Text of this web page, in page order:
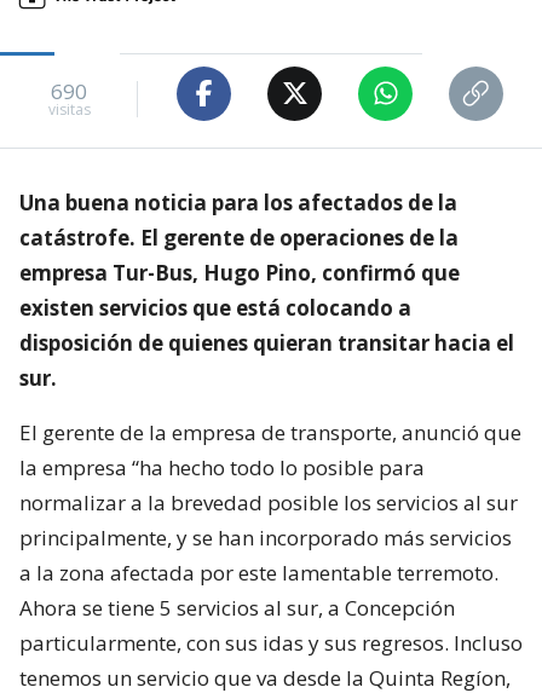
690
visitas
Una buena noticia para los afectados de la
catástrofe. El gerente de operaciones de la
empresa Tur-Bus, Hugo Pino, confirmó que
existen servicios que está colocando a
disposición de quienes quieran transitar hacia el
sur.
El gerente de la empresa de transporte, anunció que
la empresa “ha hecho todo lo posible para
normalizar a la brevedad posible los servicios al sur
principalmente, y se han incorporado más servicios
a la zona afectada por este lamentable terremoto.
Ahora se tiene 5 servicios al sur, a Concepción
particularmente, con sus idas y sus regresos. Incluso
tenemos un servicio que va desde la Quinta Regíon,